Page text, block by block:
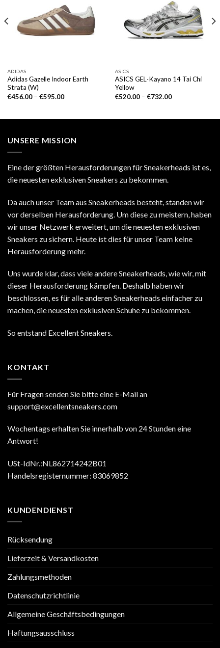
ADIDAS
Adidas Gazelle Indoor Earth
Strata (W)
€456.00– €595.00
ASICS
ASICS GEL-Kayano 14 Tai Chi
Yellow
€520.00– €732.00
UNSERE MISSION
Eine der größten Herausforderungen für Sneakerheads ist es,
die neuesten exklusiven Sneakers zu bekommen.
Da auch unser Team aus Sneakerheads besteht, standen wir
vor derselben Herausforderung. Um diese zu meistern, haben
wir unser Netzwerk erweitert, um die neuesten exklusiven
Sneakers zu sichern. Heute ist dies für unser Team keine
Herausforderung mehr.
Uns wurde klar, dass viele andere Sneakerheads, wie wir, mit
dieser Herausforderung kämpfen. Deshalb haben wir
beschlossen, es für alle anderen Sneakerheads einfacher zu
machen, die neuesten exklusiven Schuhe zu bekommen.
So entstand Excellent Sneakers.
KONTAKT
Für Fragen senden Sie bitte eine E-Mail an
support@excellentsneakers.com
Wochentags erhalten Sie innerhalb von 24 Stunden eine
Antwort!
USt-IdNr.:NL862714242B01
Handelsregisternummer: 83069852
KUNDENDIENST
Rücksendung
Lieferzeit & Versandkosten
Zahlungsmethoden
Datenschutzrichtlinie
Allgemeine Geschäftsbedingungen
Haftungsausschluss